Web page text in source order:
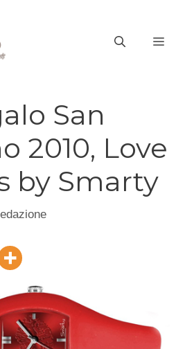
San
2010, Love
by Smarty